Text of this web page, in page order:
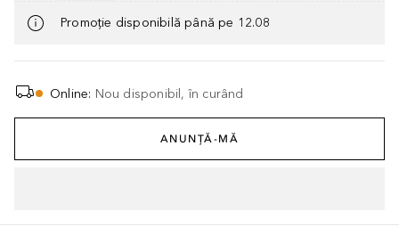
Promoție disponibilă până pe 12.08
Online: Nou disponibil, în curând
ANUNȚĂ-MĂ